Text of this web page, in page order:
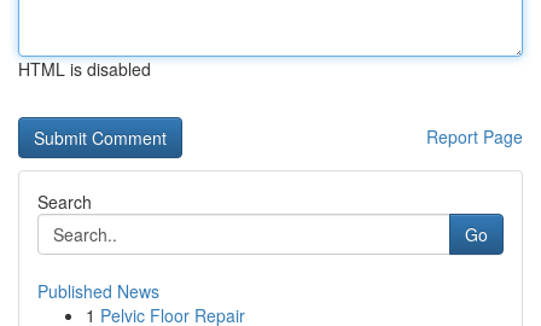
HTML is disabled
Report Page
Search
Go
Published News
1 Pelvic Floor Repair